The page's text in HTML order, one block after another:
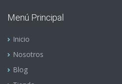
Menú Principal
Inicio
Nosotros
Blog